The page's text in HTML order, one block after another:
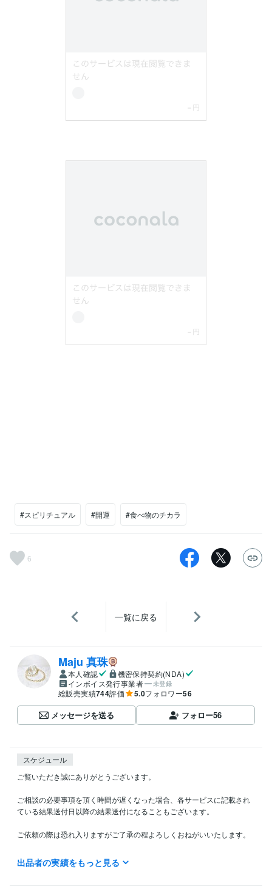
#スピリチュアル #開運 #食べ物のチカラ
6
一覧に戻る
Maju 真珠
本人確認
機密保持契約(NDA)
インボイス発行事業者
未登録
総販売実績744評価 5.0フォロワー56
メッセージを送る フォロー56
スケジュール
ご覧いただき誠にありがとうございます。
ご相談の必要事項を頂く時間が遅くなった場合、各サービスに記載され
ている結果送付日以降の結果送付になることもございます。
ご依頼の際は恐れ入りますがご了承の程よろしくおねがいいたします。
記載している日程より早期の鑑定・送付、送付時間の指定、更に詳細な
結果送付時間の問い合わせ、もしくは今すぐ鑑定して欲しいなどのご要
出品者の実績をもっと見る